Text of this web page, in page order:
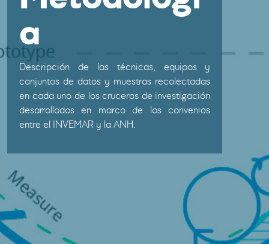
a
Descripción de las técnicas, equipos y
conjuntos de datos y muestras recolectadas
en cada uno de los cruceros de investigación
desarrollados en marco de los convenios
entre el INVEMAR y la ANH.